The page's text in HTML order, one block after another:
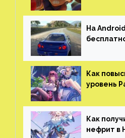
На
который
Skyrim и
Как
уровень
Как
нефрит в